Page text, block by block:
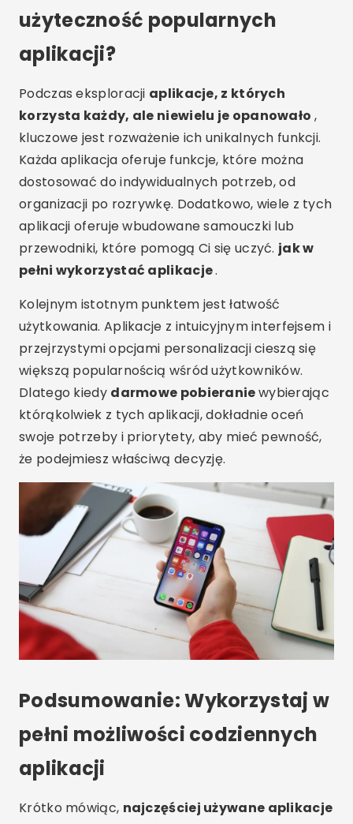
użyteczność popularnych
aplikacji?
Podczas eksploracji aplikacje, z których
korzysta każdy, ale niewielu je opanowało ,
kluczowe jest rozważenie ich unikalnych funkcji.
Każda aplikacja oferuje funkcje, które można
dostosować do indywidualnych potrzeb, od
organizacji po rozrywkę. Dodatkowo, wiele z tych
aplikacji oferuje wbudowane samouczki lub
przewodniki, które pomogą Ci się uczyć. jak w
pełni wykorzystać aplikacje.
Kolejnym istotnym punktem jest łatwość
użytkowania. Aplikacje z intuicyjnym interfejsem i
przejrzystymi opcjami personalizacji cieszą się
większą popularnością wśród użytkowników.
Dlatego kiedy darmowe pobieraniewybierając
którąkolwiek z tych aplikacji, dokładnie oceń
swoje potrzeby i priorytety, aby mieć pewność,
że podejmiesz właściwą decyzję.
Podsumowanie: Wykorzystaj w
pełni możliwości codziennych
aplikacji
Krótko mówiąc, najczęściej używane aplikacje